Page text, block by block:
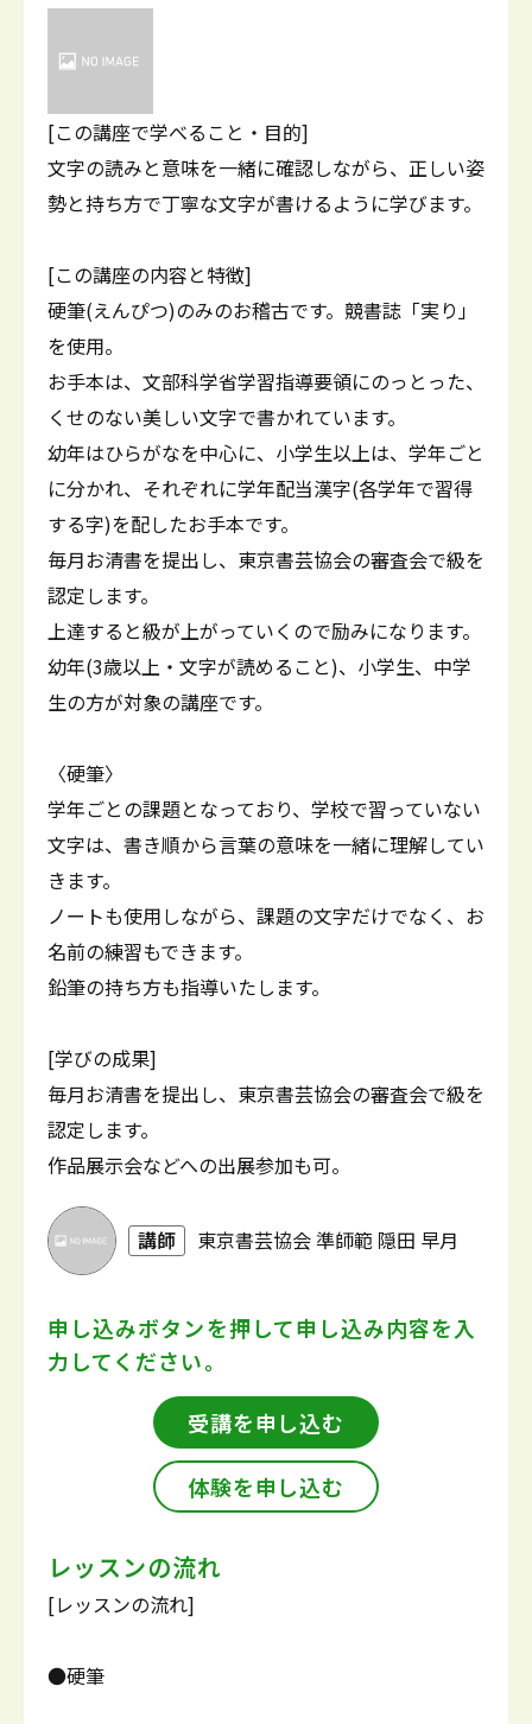
[この講座で学べること・目的]
文字の読みと意味を一緒に確認しながら、正しい姿
勢と持ち方で丁寧な文字が書けるように学びます。
[この講座の内容と特徴]
硬筆(えんぴつ)のみのお稽古です。競書誌「実り」
を使用。
お手本は、文部科学省学習指導要領にのっとった、
くせのない美しい文字で書かれています。
幼年はひらがなを中心に、小学生以上は、学年ごと
に分かれ、それぞれに学年配当漢字(各学年で習得
する字)を配したお手本です。
毎月お清書を提出し、東京書芸協会の審査会で級を
認定します。
上達すると級が上がっていくので励みになります。
幼年(3歳以上・文字が読めること)、小学生、中学
生の方が対象の講座です。
〈硬筆〉
学年ごとの課題となっており、学校で習っていない
文字は、書き順から言葉の意味を一緒に理解してい
きます。
ノートも使用しながら、課題の文字だけでなく、お
名前の練習もできます。
鉛筆の持ち方も指導いたします。
[学びの成果]
毎月お清書を提出し、東京書芸協会の審査会で級を
認定します。
作品展示会などへの出展参加も可。
講師 東京書芸協会 準師範 隠田 早月
申し込みボタンを押して申し込み内容を入
力してください。
受講を申し込む
体験を申し込む
レッスンの流れ
[レッスンの流れ]
●硬筆